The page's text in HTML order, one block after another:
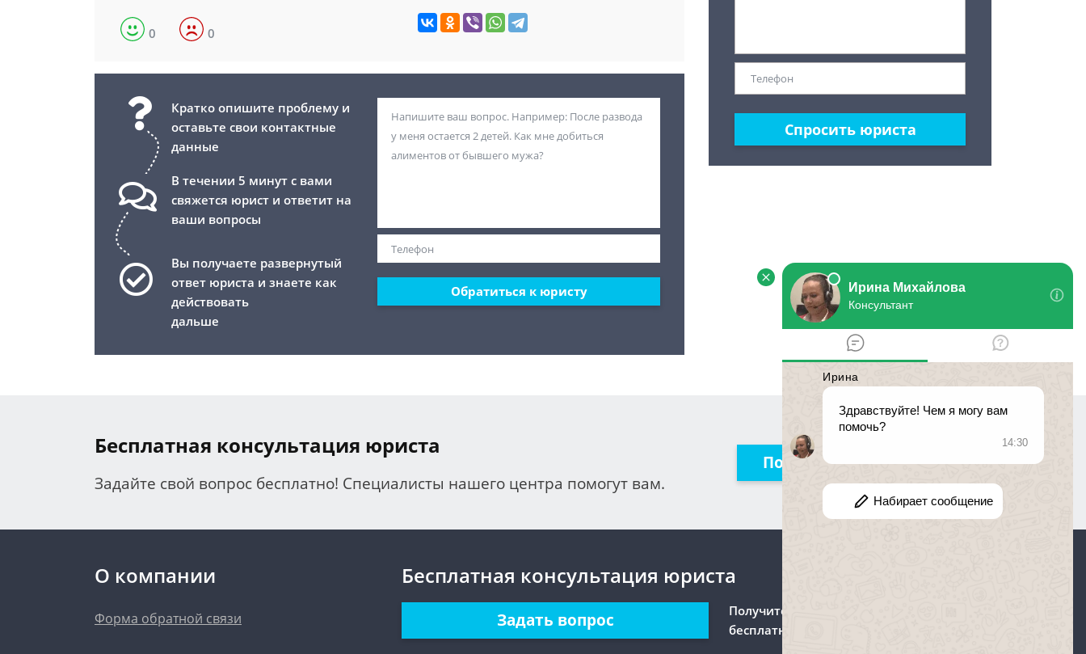
0 0
Кратко опишите проблему и
оставьте свои контактные
данные
В течении 5 минут с вами
свяжется юрист и ответит на
ваши вопросы
Вы получаете развернутый
ответ юриста и знаете как
действовать
дальше
Обратиться к юристу
Спросить юриста
Бесплатная консультация юриста
Задайте свой вопрос бесплатно! Специалисты нашего центра помогут вам.
Получить консультацию
О компании
Форма обратной связи
Бесплатная консультация юриста
Задать вопрос
Получите консультацию
бесплатно